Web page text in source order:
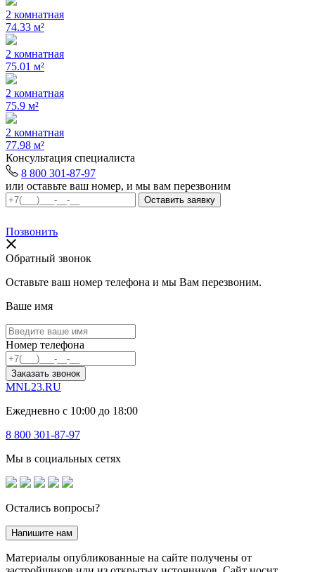
2 комнатная
74.33 м²
2 комнатная
75.01 м²
2 комнатная
75.9 м²
2 комнатная
77.98 м²
Консультация специалиста
8 800 301-87-97
или оставьте ваш номер, и мы вам перезвоним
Позвонить
Обратный звонок
Оставьте ваш номер телефона и мы Вам перезвоним.
Ваше имя
Номер телефона
Заказать звонок
MNL23.RU
Ежедневно с 10:00 до 18:00
8 800 301-87-97
Мы в социальных сетях
Остались вопросы?
Напишите нам
Материалы опубликованные на сайте получены от